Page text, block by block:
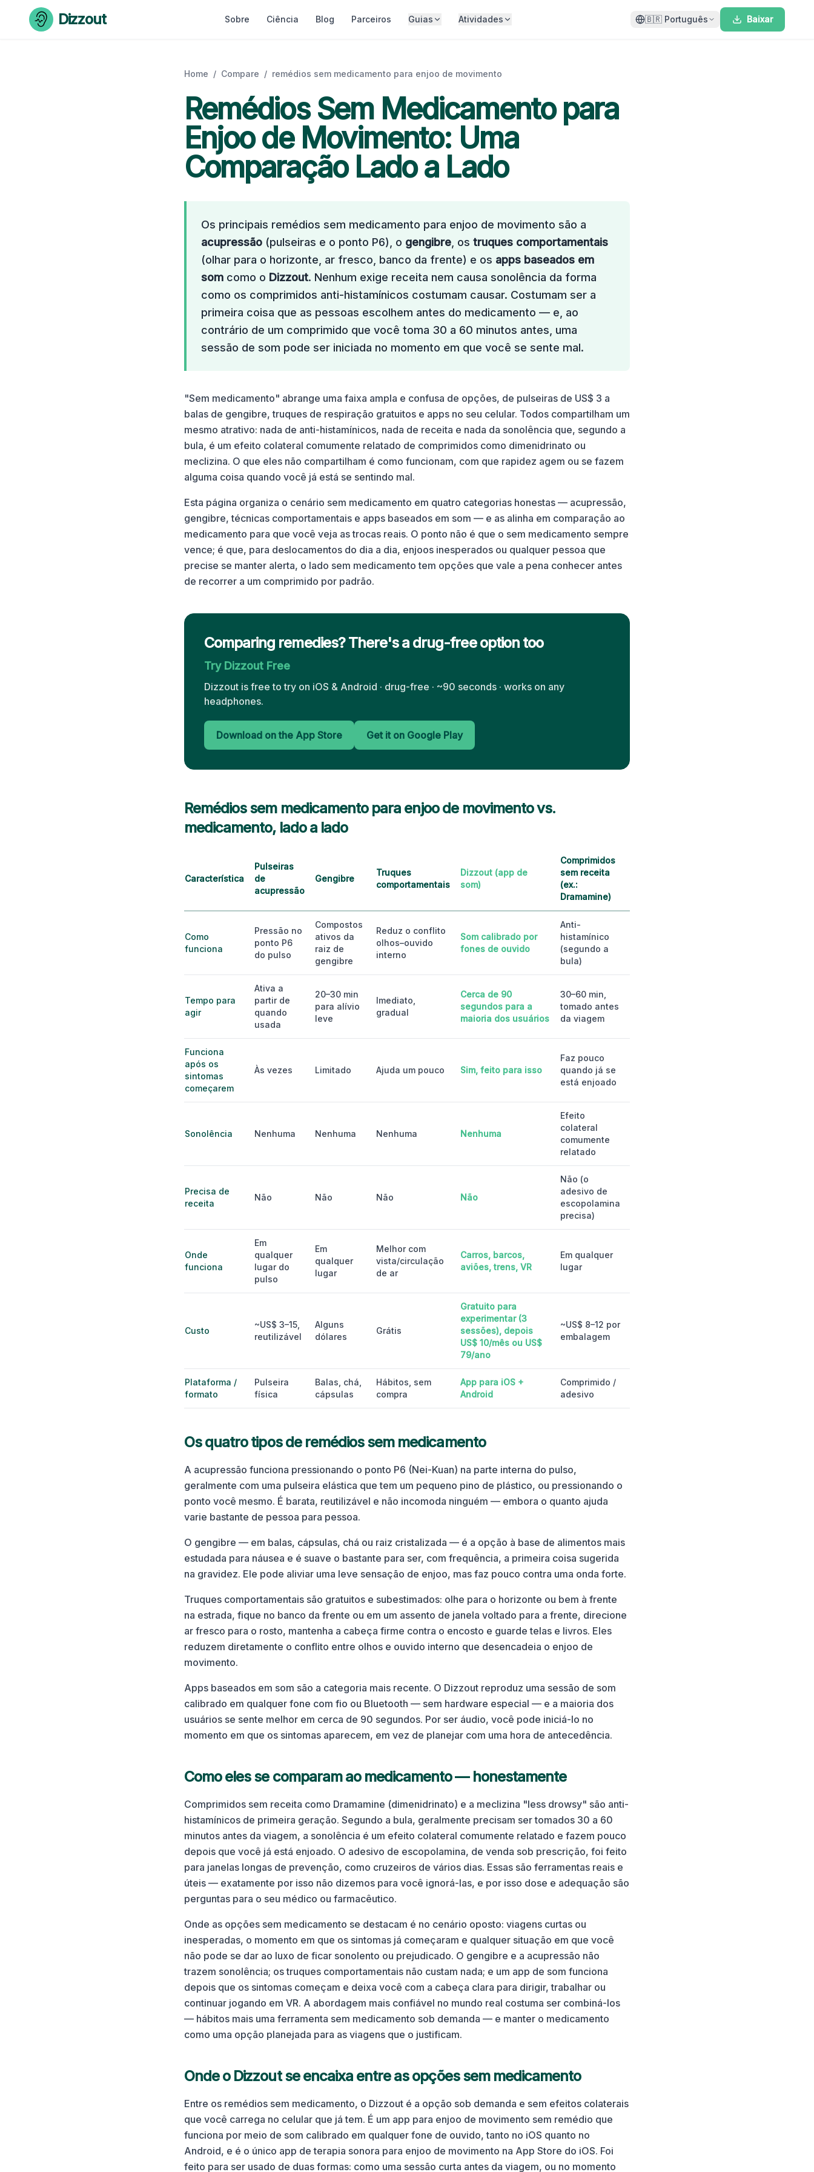
Skip to content
Dizzout Sobre Ciência Blog Parceiros Guias Atividades 🇧🇷 Português Baixar
Home / Compare / remédios sem medicamento para enjoo de movimento
Remédios Sem Medicamento para
Enjoo de Movimento: Uma
Comparação Lado a Lado
Os principais remédios sem medicamento para enjoo de movimento são a
acupressão (pulseiras e o ponto P6), o gengibre , os truques comportamentais
(olhar para o horizonte, ar fresco, banco da frente) e os apps baseados em
som como o Dizzout. Nenhum exige receita nem causa sonolência da forma
como os comprimidos anti-histamínicos costumam causar. Costumam ser a
primeira coisa que as pessoas escolhem antes do medicamento — e, ao
contrário de um comprimido que você toma 30 a 60 minutos antes, uma
sessão de som pode ser iniciada no momento em que você se sente mal.
"Sem medicamento" abrange uma faixa ampla e confusa de opções, de pulseiras de US$ 3 a
balas de gengibre, truques de respiração gratuitos e apps no seu celular. Todos compartilham um
mesmo atrativo: nada de anti-histamínicos, nada de receita e nada da sonolência que, segundo a
bula, é um efeito colateral comumente relatado de comprimidos como dimenidrinato ou
meclizina. O que eles não compartilham é como funcionam, com que rapidez agem ou se fazem
alguma coisa quando você já está se sentindo mal.
Esta página organiza o cenário sem medicamento em quatro categorias honestas — acupressão,
gengibre, técnicas comportamentais e apps baseados em som — e as alinha em comparação ao
medicamento para que você veja as trocas reais. O ponto não é que o sem medicamento sempre
vence; é que, para deslocamentos do dia a dia, enjoos inesperados ou qualquer pessoa que
precise se manter alerta, o lado sem medicamento tem opções que vale a pena conhecer antes
de recorrer a um comprimido por padrão.
Comparing remedies? There's a drug-free option too
Try Dizzout Free
Dizzout is free to try on iOS & Android · drug-free · ~90 seconds · works on any
headphones.
Download on the App Store Get it on Google Play
Remédios sem medicamento para enjoo de movimento vs.
medicamento, lado a lado
Característica
Pulseiras
de
acupressão
Gengibre
Truques
comportamentais
Dizzout (app de
som)
Comprimidos
sem receita
(ex.:
Dramamine)
Como
funciona
Pressão no
ponto P6
do pulso
Compostos
ativos da
raiz de
gengibre
Reduz o conflito
olhos–ouvido
interno
Som calibrado por
fones de ouvido
Anti-
histamínico
(segundo a
bula)
Tempo para
agir
Ativa a
partir de
quando
usada
20–30 min
para alívio
leve
Imediato,
gradual
Cerca de 90
segundos para a
maioria dos usuários
30–60 min,
tomado antes
da viagem
Funciona
após os
sintomas
começarem
Às vezes Limitado Ajuda um pouco Sim, feito para isso
Faz pouco
quando já se
está enjoado
Sonolência Nenhuma Nenhuma Nenhuma Nenhuma
Efeito
colateral
comumente
relatado
Precisa de
receita
Não Não Não Não
Não (o
adesivo de
escopolamina
precisa)
Onde
funciona
Em
qualquer
lugar do
pulso
Em
qualquer
lugar
Melhor com
vista/circulação
de ar
Carros, barcos,
aviões, trens, VR
Em qualquer
lugar
Custo
~US$ 3–15,
reutilizável
Alguns
dólares
Grátis
Gratuito para
experimentar (3
sessões), depois
US$ 10/mês ou US$
79/ano
~US$ 8–12 por
embalagem
Plataforma /
formato
Pulseira
física
Balas, chá,
cápsulas
Hábitos, sem
compra
App para iOS +
Android
Comprimido /
adesivo
Os quatro tipos de remédios sem medicamento
A acupressão funciona pressionando o ponto P6 (Nei-Kuan) na parte interna do pulso,
geralmente com uma pulseira elástica que tem um pequeno pino de plástico, ou pressionando o
ponto você mesmo. É barata, reutilizável e não incomoda ninguém — embora o quanto ajuda
varie bastante de pessoa para pessoa.
O gengibre — em balas, cápsulas, chá ou raiz cristalizada — é a opção à base de alimentos mais
estudada para náusea e é suave o bastante para ser, com frequência, a primeira coisa sugerida
na gravidez. Ele pode aliviar uma leve sensação de enjoo, mas faz pouco contra uma onda forte.
Truques comportamentais são gratuitos e subestimados: olhe para o horizonte ou bem à frente
na estrada, fique no banco da frente ou em um assento de janela voltado para a frente, direcione
ar fresco para o rosto, mantenha a cabeça firme contra o encosto e guarde telas e livros. Eles
reduzem diretamente o conflito entre olhos e ouvido interno que desencadeia o enjoo de
movimento.
Apps baseados em som são a categoria mais recente. O Dizzout reproduz uma sessão de som
calibrado em qualquer fone com fio ou Bluetooth — sem hardware especial — e a maioria dos
usuários se sente melhor em cerca de 90 segundos. Por ser áudio, você pode iniciá-lo no
momento em que os sintomas aparecem, em vez de planejar com uma hora de antecedência.
Como eles se comparam ao medicamento — honestamente
Comprimidos sem receita como Dramamine (dimenidrinato) e a meclizina "less drowsy" são anti-
histamínicos de primeira geração. Segundo a bula, geralmente precisam ser tomados 30 a 60
minutos antes da viagem, a sonolência é um efeito colateral comumente relatado e fazem pouco
depois que você já está enjoado. O adesivo de escopolamina, de venda sob prescrição, foi feito
para janelas longas de prevenção, como cruzeiros de vários dias. Essas são ferramentas reais e
úteis — exatamente por isso não dizemos para você ignorá-las, e por isso dose e adequação são
perguntas para o seu médico ou farmacêutico.
Onde as opções sem medicamento se destacam é no cenário oposto: viagens curtas ou
inesperadas, o momento em que os sintomas já começaram e qualquer situação em que você
não pode se dar ao luxo de ficar sonolento ou prejudicado. O gengibre e a acupressão não
trazem sonolência; os truques comportamentais não custam nada; e um app de som funciona
depois que os sintomas começam e deixa você com a cabeça clara para dirigir, trabalhar ou
continuar jogando em VR. A abordagem mais confiável no mundo real costuma ser combiná-los
— hábitos mais uma ferramenta sem medicamento sob demanda — e manter o medicamento
como uma opção planejada para as viagens que o justificam.
Onde o Dizzout se encaixa entre as opções sem medicamento
Entre os remédios sem medicamento, o Dizzout é a opção sob demanda e sem efeitos colaterais
que você carrega no celular que já tem. É um app para enjoo de movimento sem remédio que
funciona por meio de som calibrado em qualquer fone de ouvido, tanto no iOS quanto no
Android, e é o único app de terapia sonora para enjoo de movimento na App Store do iOS. Foi
feito para ser usado de duas formas: como uma sessão curta antes da viagem, ou no momento